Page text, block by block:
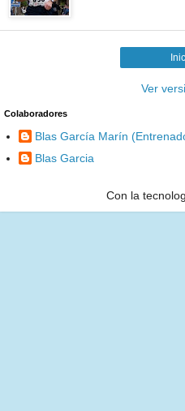
Ver
Colaboradores
Blas García Marín
Blas Garcia
Con la